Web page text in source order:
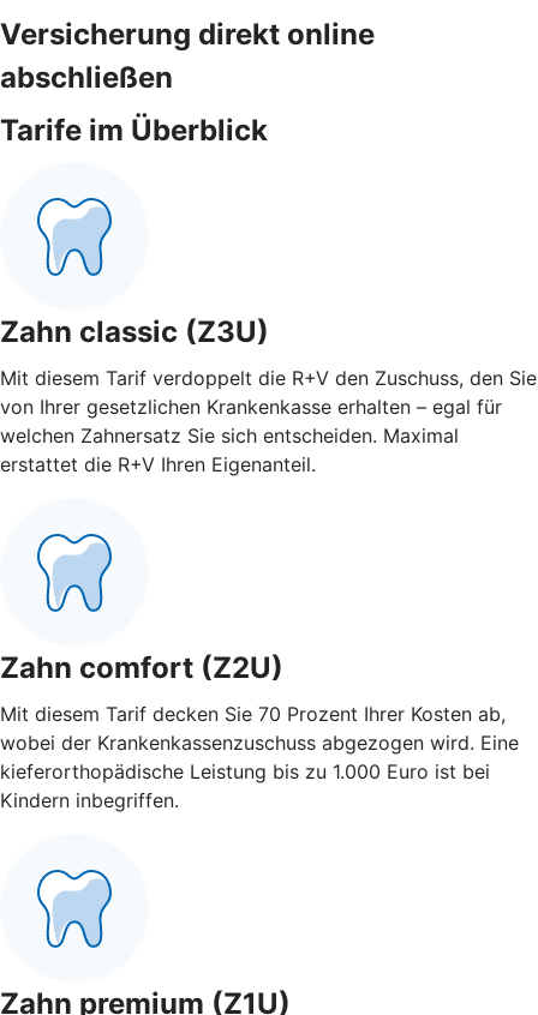
Versicherung direkt online
abschließen
Tarife im Überblick
Zahn classic (Z3U)
Mit diesem Tarif verdoppelt die R+V den Zuschuss, den Sie
von Ihrer gesetzlichen Krankenkasse erhalten – egal für
welchen Zahnersatz Sie sich entscheiden. Maximal
erstattet die R+V Ihren Eigenanteil.
Zahn comfort (Z2U)
Mit diesem Tarif decken Sie 70 Prozent Ihrer Kosten ab,
wobei der Krankenkassenzuschuss abgezogen wird. Eine
kieferorthopädische Leistung bis zu 1.000 Euro ist bei
Kindern inbegriffen.
Zahn premium (Z1U)